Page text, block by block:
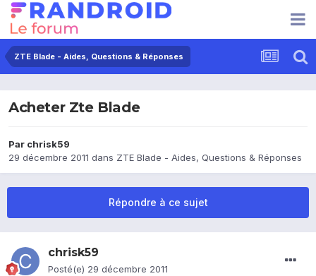
ZTE Blade - Aides, Questions & Réponses
Acheter Zte Blade
Par chrisk59
29 décembre 2011 dans ZTE Blade - Aides, Questions & Réponses
Répondre à ce sujet
chrisk59
Posté(e) 29 décembre 2011